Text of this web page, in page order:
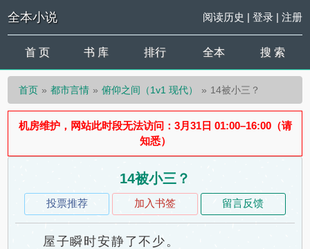
全本小说 阅读历史 | 登录| 注册
首 页 书 库 排行 全本 搜 索
首页 都市言情 俯仰之间（1v1 现代） 14被小三？
机房维护，网站此时段无法访问：3月31日 01:00–16:00（请
知悉）
14被小三？
投票推荐 加入书签 留言反馈
屋子瞬时安静了不少。